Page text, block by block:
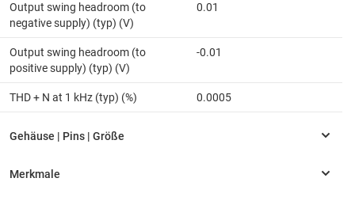
Output swing headroom (to
negative supply) (typ) (V)
0.01
Output swing headroom (to
positive supply) (typ) (V)
-0.01
THD + N at 1 kHz (typ) (%) 0.0005